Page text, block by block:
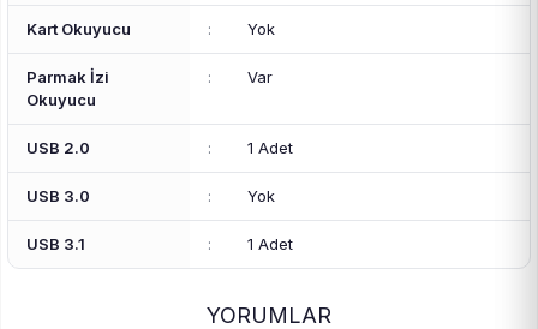
Kart Okuyucu : Yok
Parmak İzi
Okuyucu
: Var
USB 2.0 : 1 Adet
USB 3.0 : Yok
USB 3.1 : 1 Adet
YORUMLAR